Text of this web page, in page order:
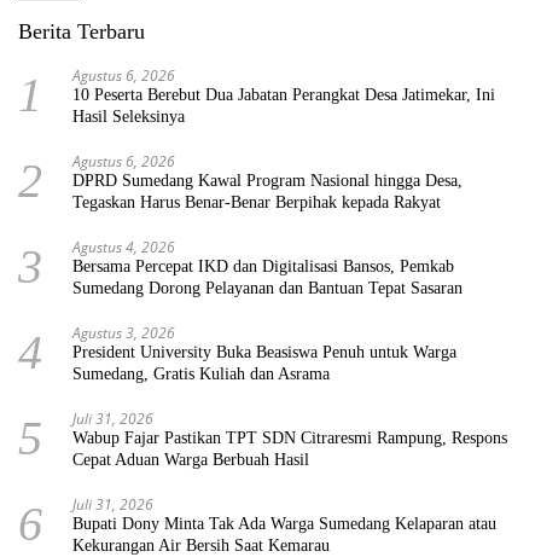
Berita Terbaru
1 Agustus 6, 2026
10 Peserta Berebut Dua Jabatan Perangkat Desa Jatimekar, Ini
Hasil Seleksinya
2 Agustus 6, 2026
DPRD Sumedang Kawal Program Nasional hingga Desa,
Tegaskan Harus Benar-Benar Berpihak kepada Rakyat
3 Agustus 4, 2026
Bersama Percepat IKD dan Digitalisasi Bansos, Pemkab
Sumedang Dorong Pelayanan dan Bantuan Tepat Sasaran
4 Agustus 3, 2026
President University Buka Beasiswa Penuh untuk Warga
Sumedang, Gratis Kuliah dan Asrama
5 Juli 31, 2026
Wabup Fajar Pastikan TPT SDN Citraresmi Rampung, Respons
Cepat Aduan Warga Berbuah Hasil
6 Juli 31, 2026
Bupati Dony Minta Tak Ada Warga Sumedang Kelaparan atau
Kekurangan Air Bersih Saat Kemarau